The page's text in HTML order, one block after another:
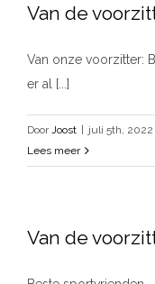
Van de
Van onze voorzitter:
er al [...]
Door Joost | juli 5th, 2022
Lees meer
Van de